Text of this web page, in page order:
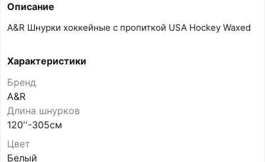
Описание
A&R Шнурки хоккейные с пропиткой USA Hockey Waxed
Характеристики
Бренд
A&R
Длина шнурков
120''-305см
Цвет
Белый